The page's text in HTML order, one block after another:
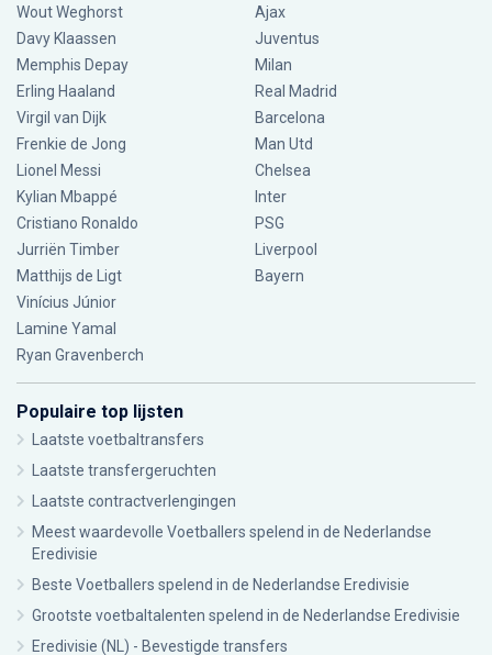
Wout Weghorst
Davy Klaassen
Memphis Depay
Erling Haaland
Virgil van Dijk
Frenkie de Jong
Lionel Messi
Kylian Mbappé
Cristiano Ronaldo
Jurriën Timber
Matthijs de Ligt
Vinícius Júnior
Lamine Yamal
Ryan Gravenberch
Ajax
Juventus
Milan
Real Madrid
Barcelona
Man Utd
Chelsea
Inter
PSG
Liverpool
Bayern
Populaire top lijsten
Laatste voetbaltransfers
Laatste transfergeruchten
Laatste contractverlengingen
Meest waardevolle Voetballers spelend in de Nederlandse
Eredivisie
Beste Voetballers spelend in de Nederlandse Eredivisie
Grootste voetbaltalenten spelend in de Nederlandse Eredivisie
Eredivisie (NL) - Bevestigde transfers